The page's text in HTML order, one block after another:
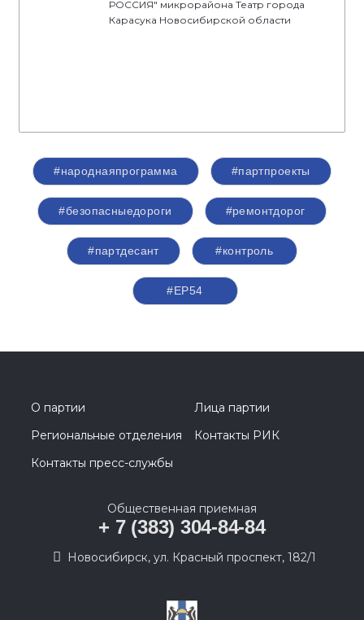
РОССИЯ" микрорайона Театр города
Карасука Новосибирской области
#народнаяпрограмма #партпроекты
#безопасныедороги #ремонтдорог
#партдесант #контроль
#ЕР54
О партии
Лица партии
Региональные отделения
Контакты РИК
Контакты пресс-службы
Общественная приемная
+ 7 (383) 304-84-84
Новосибирск, ул. Красный проспект, 182/1